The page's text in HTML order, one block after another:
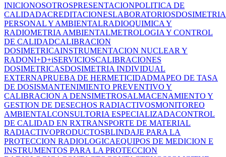
INICIONOSOTROSPRESENTACIONPOLITICA DE
CALIDADACREDITACIONESLABORATORIOSDOSIMETRIA
PERSONAL Y AMBIENTALRADIOQUIMICA Y
RADIOMETRIA AMBIENTALMETROLOGIA Y CONTROL
DE CALIDADCALIBRACION
DOSIMETRICAINSTRUMENTACION NUCLEAR Y
RADONI+D+iSERVICIOSCALIBRACIONES
DOSIMETRICASDOSIMETRIA INDIVIDUAL
EXTERNAPRUEBA DE HERMETICIDADMAPEO DE TASA
DE DOSISMANTENIMIENTO PREVENTIVO Y
CALIBRACION A DENSIMETROSALMACENAMIENTO Y
GESTION DE DESECHOS RADIACTIVOSMONITOREO
AMBIENTALCONSULTORIA ESPECIALIZADACONTROL
DE CALIDAD EN RXTRANSPORTE DE MATERIAL
RADIACTIVOPRODUCTOSBLINDAJE PARA LA
PROTECCION RADIOLOGICAEQUIPOS DE MEDICION E
INSTRUMENTOS PARA LA PROTECCION